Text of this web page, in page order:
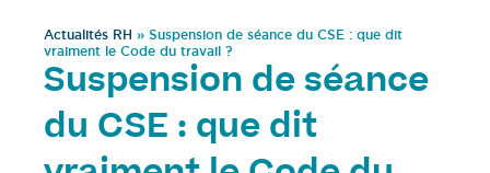
Actualités RH » Suspension de séance du CSE : que dit
vraiment le Code du travail ?
Suspension de séance
du CSE : que dit